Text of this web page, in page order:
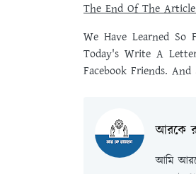
The End Of The
We Have Learned
Today's Write A
Facebook Friends.
আরকে
আমি